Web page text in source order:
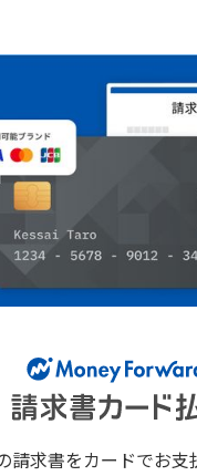
請求書をカードでお支